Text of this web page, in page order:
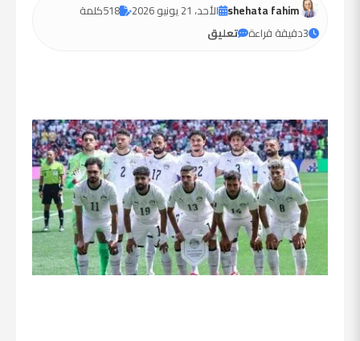
shehata fahim الأحد، 21 يونيو 2026 518كلمة
3دقيقة قراءة تعليق